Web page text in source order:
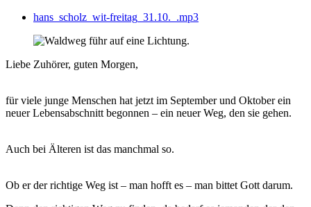
hans_scholz_wit-freitag_31.10._.mp3
Liebe Zuhörer, guten Morgen,
für viele junge Menschen hat jetzt im September und Oktober ein
neuer Lebensabschnitt begonnen – ein neuer Weg, den sie gehen.
Auch bei Älteren ist das manchmal so.
Ob er der richtige Weg ist – man hofft es – man bittet Gott darum.